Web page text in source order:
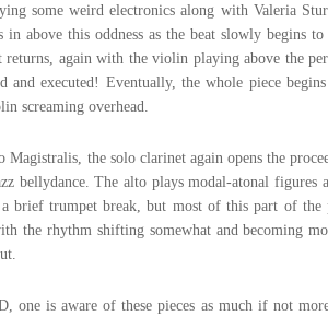
some weird electronics along with Valeria
in above this oddness as the beat slowly begins
returns, again with the violin playing above the
and executed! Eventually, the whole piece
screaming overhead.
the solo clarinet again opens the
bellydance. The alto plays modal-atonal
brief trumpet break, but most of this part of the
the rhythm shifting somewhat and becoming
one is aware of these pieces as much if not